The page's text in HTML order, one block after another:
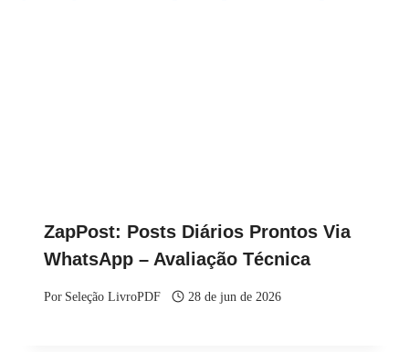
ZapPost: Posts Diários Prontos Via
WhatsApp – Avaliação Técnica
Por Seleção LivroPDF 28 de jun de 2026